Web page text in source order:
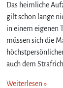
Das heimliche
gilt schon lange
in einem eigenen
müssen sich die
auch dem
Weiterlesen »